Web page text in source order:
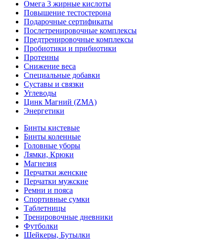
Омега 3 жирные кислоты
Повышение тестостерона
Подарочные сертификаты
Послетренировочные комплексы
Предтренировочные комплексы
Пробиотики и прибиотики
Протеины
Снижение веса
Специальные добавки
Суставы и связки
Углеводы
Цинк Магний (ZMA)
Энергетики
Бинты кистевые
Бинты коленные
Головные уборы
Лямки, Крюки
Магнезия
Перчатки женские
Перчатки мужские
Ремни и пояса
Спортивные сумки
Таблетницы
Тренировочные дневники
Футболки
Шейкеры, Бутылки